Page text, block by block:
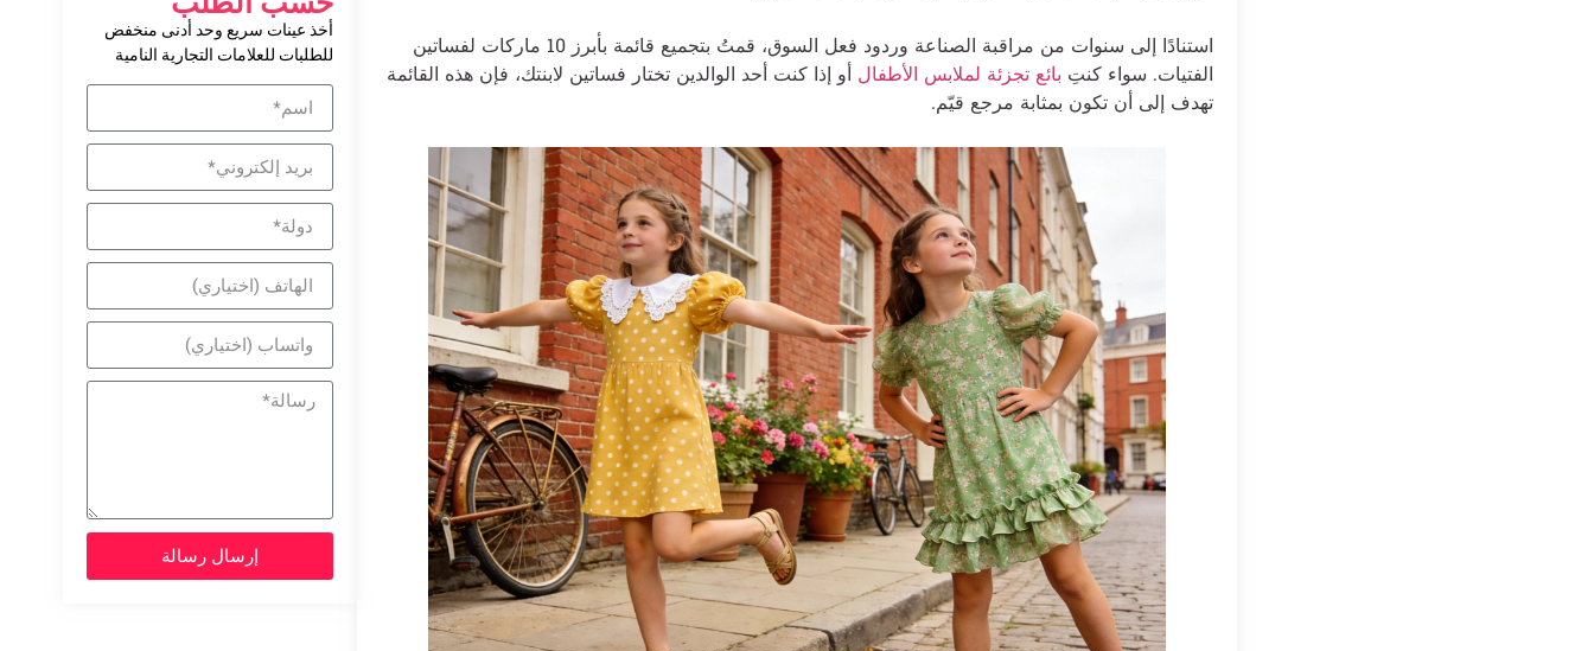
استنادًا إلى سنوات من مراقبة الصناعة وردود فعل السوق، قمتُ بتجميع قائمة بأبرز 10 ماركات لفساتين
الفتيات. سواء كنتِ بائع تجزئة لملابس الأطفال أو إذا كنت أحد الوالدين تختار فساتين لابنتك، فإن هذه القائمة
تهدف إلى أن تكون بمثابة مرجع قيّم.
أخذ عينات سريع وحد أدنى منخفض
للطلبات للعلامات التجارية النامية
إرسال رسالة